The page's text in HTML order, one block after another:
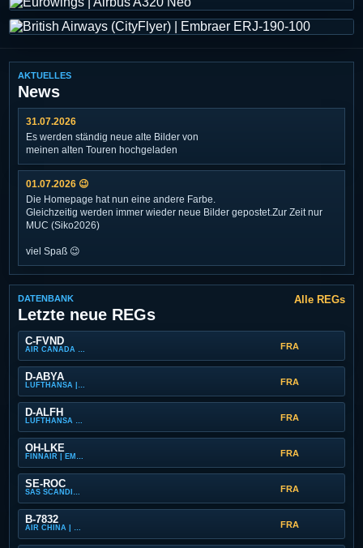
AKTUELLES
News
31.07.2026
Es werden ständig neue alte Bilder von
meinen alten Touren hochgeladen
01.07.2026 😉
Die Homepage hat nun eine andere Farbe.
Gleichzeitig werden immer wieder neue Bilder gepostet.Zur Zeit nur
MUC (Siko2026)
viel Spaß 😉
DATENBANK
Letzte neue REGs
Alle REGs
C-FVND
AIR CANADA | BOEING 787-9 DREAMLINER FRA
D-ABYA
LUFTHANSA | BOEING 747-8 FRA
D-ALFH
LUFTHANSA CARGO | BOEING 777-F FRA
OH-LKE
FINNAIR | EMBRAER ERJ-190-100 FRA
SE-ROC
SAS SCANDINAVIAN AIRLINES (XFLY) | AIRBUS A320 NEO FRA
B-7832
AIR CHINA | BOEING 787-9 DREAMLINER FRA